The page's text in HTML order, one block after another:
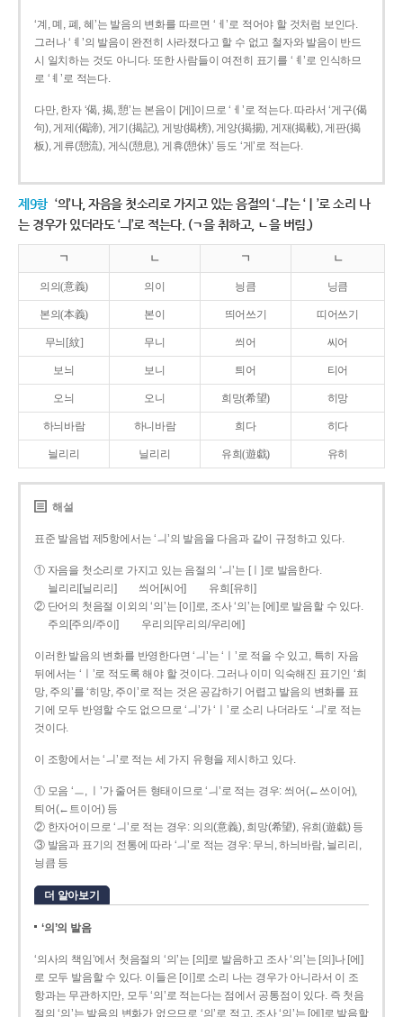
‘계, 몌, 폐, 혜’는 발음의 변화를 따르면 ‘ㅔ’로 적어야 할 것처럼 보인다.
그러나 ‘ㅖ’의 발음이 완전히 사라졌다고 할 수 없고 철자와 발음이 반드
시 일치하는 것도 아니다. 또한 사람들이 여전히 표기를 ‘ㅖ’로 인식하므
로 ‘ㅖ’로 적는다.
다만, 한자 ‘偈, 揭, 憩’는 본음이 [게]이므로 ‘ㅔ’로 적는다. 따라서 ‘게구(偈
句), 게제(偈諦), 게기(揭記), 게방(揭榜), 게양(揭揚), 게재(揭載), 게판(揭
板), 게류(憩流), 게식(憩息), 게휴(憩休)’ 등도 ‘게’로 적는다.
제9항 ‘의’나, 자음을 첫소리로 가지고 있는 음절의 ‘ㅢ’는 ‘ㅣ’로 소리 나
는 경우가 있더라도 ‘ㅢ’로 적는다. (ㄱ을 취하고, ㄴ을 버림.)
ㄱ ㄴ ㄱ ㄴ
의의(意義) 의이 닁큼 닝큼
본의(本義) 본이 띄어쓰기 띠어쓰기
무늬[紋] 무니 씌어 씨어
보늬 보니 틔어 티어
오늬 오니 희망(希望) 히망
하늬바람 하니바람 희다 히다
늴리리 닐리리 유희(遊戱) 유히
해설
표준 발음법 제5항에서는 ‘ㅢ’의 발음을 다음과 같이 규정하고 있다.
① 자음을 첫소리로 가지고 있는 음절의 ‘ㅢ’는 [ㅣ]로 발음한다.
늴리리[닐리리]
씌어[씨어]
유희[유히]
② 단어의 첫음절 이외의 ‘의’는 [이]로, 조사 ‘의’는 [에]로 발음할 수 있다.
주의[주의/주이]
우리의[우리의/우리에]
이러한 발음의 변화를 반영한다면 ‘ㅢ’는 ‘ㅣ’로 적을 수 있고, 특히 자음
뒤에서는 ‘ㅣ’로 적도록 해야 할 것이다. 그러나 이미 익숙해진 표기인 ‘희
망, 주의’를 ‘히망, 주이’로 적는 것은 공감하기 어렵고 발음의 변화를 표
기에 모두 반영할 수도 없으므로 ‘ㅢ’가 ‘ㅣ’로 소리 나더라도 ‘ㅢ’로 적는
것이다.
이 조항에서는 ‘ㅢ’로 적는 세 가지 유형을 제시하고 있다.
① 모음 ‘ㅡ, ㅣ’가 줄어든 형태이므로 ‘ㅢ’로 적는 경우: 씌어(←쓰이어),
틔어(←트이어) 등
② 한자어이므로 ‘ㅢ’로 적는 경우: 의의(意義), 희망(希望), 유희(遊戱) 등
③ 발음과 표기의 전통에 따라 ‘ㅢ’로 적는 경우: 무늬, 하늬바람, 늴리리,
닁큼 등
더 알아보기
‘의’의 발음
‘의사의 책임’에서 첫음절의 ‘의’는 [의]로 발음하고 조사 ‘의’는 [의]나 [에]
로 모두 발음할 수 있다. 이들은 [이]로 소리 나는 경우가 아니라서 이 조
항과는 무관하지만, 모두 ‘의’로 적는다는 점에서 공통점이 있다. 즉 첫음
절의 ‘의’는 발음의 변화가 없으므로 ‘의’로 적고, 조사 ‘의’는 [에]로 발음할